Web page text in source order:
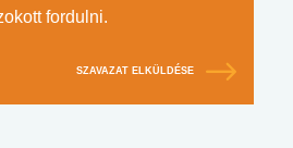
fordulni.
SZAVAZAT ELKÜLDÉSE